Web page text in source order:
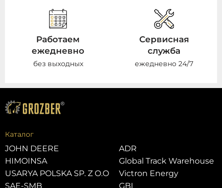
Работаем
ежедневно
без выходных
Сервисная
служба
ежедневно 24/7
Каталог
JOHN DEERE
HIMOINSA
USARYA POLSKA SP. Z O.O
SAE-SMB
ADR
Global Track Warehouse
Victron Energy
GBI